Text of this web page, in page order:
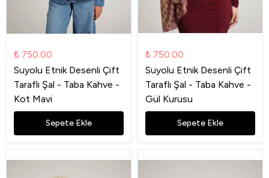
₺ 750.00
Suyolu Etnik Desenli Çift
Taraflı Şal - Taba Kahve -
Kot Mavi
Sepete Ekle
₺ 750.00
Suyolu Etnik Desenli Çift
Taraflı Şal - Taba Kahve -
Gül Kurusu
Sepete Ekle